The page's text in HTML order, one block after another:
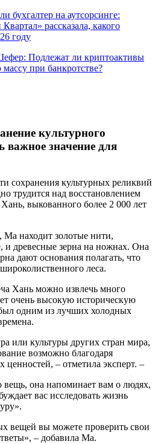
бухгалтер на аутсорсинге:
рассказала, какого
году
Подлежат ли криптоактивы
при банкротстве?
культурного
важное значение для
сохранения культурных реликвий
трудится над восстановлением
выкованного более 2 000 лет
Ма находит золотые нити,
и древесные зерна на ножнах. Она
дают основания полагать, что
леса.
Хань можно извлечь много
очень высокую историческую
одним из лучших холодных
или культуры других стран мира,
возможно благодаря
– отметила эксперт. –
вещь, она напоминает вам о людях,
вас исследовать жизнь
вещей вы можете проверить свои
– добавила Ма.